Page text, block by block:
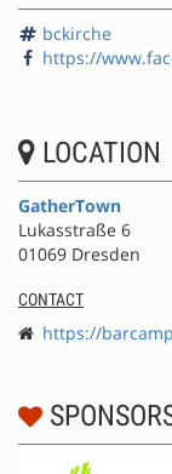
bckirche
https://
LOCATION
GatherTown
Lukasstraße 6
01069 Dresden
CONTACT
https://